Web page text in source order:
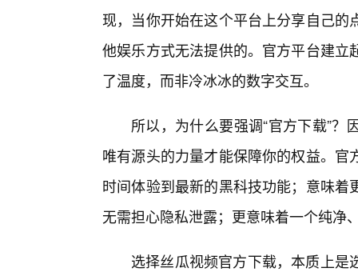
现，当你开始在这个平台上分享自己
他娱乐方式无法提供的。官方平台建
了温度，而非冷冰冰的数字交互。
所以，为什么要强调“官方下载”
唯有源头的力量才能保障你的权益。
时间体验到最新的黑科技功能；意味
无需担心隐私泄露；更意味着一个纯净
选择丝瓜视频官方下载，本质上